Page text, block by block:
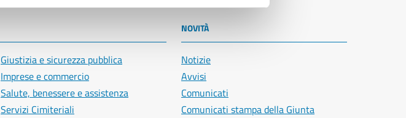
Giustizia e sicurezza pubblica
Imprese e commercio
Salute, benessere e assistenza
Servizi Cimiteriali
NOVITÀ
Notizie
Avvisi
Comunicati
Comunicati stampa della Giunta